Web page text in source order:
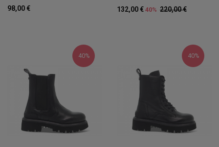
98,00 € 220,00 €
132,00 € 40%
40% 40%